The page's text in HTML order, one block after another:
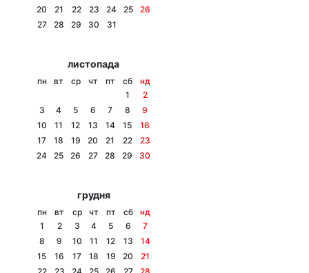
20
21 22 23 24 25
26
27
28 29 30 31
листопада
пн вт ср чт пт сб
нд
1
2
3
4 5 6 7 8
9
10
11 12 13 14 15
16
17
18 19 20 21 22
23
24
25 26 27 28 29 30
грудня
пн вт ср чт пт сб
нд
1
2 3 4 5 6
7
8
9 10 11 12 13
14
15
16 17 18 19 20
21